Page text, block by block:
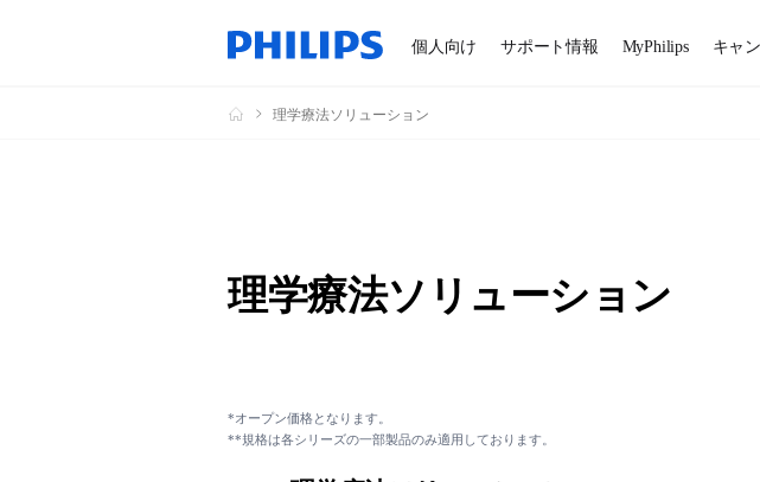
個人向け サポート情報 MyPhilips キャ
理学療法ソリューション
理学療法ソリューション
*オープン価格となります。
**規格は各シリーズの一部製品のみ適用しております。